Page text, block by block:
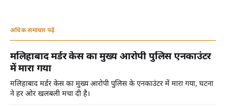
अधिक समाचार पढ़ें
मलिहाबाद मर्डर केस का मुख्य आरोपी पुलिस एनकाउंटर
में मारा गया
मलिहाबाद मर्डर केस का मुख्य आरोपी पुलिस के एनकाउंटर में मारा गया, घटना
ने हर ओर खलबली मचा दी है।